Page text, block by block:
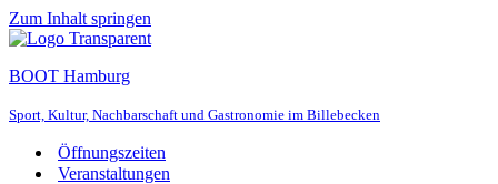
Zum Inhalt springen
BOOT Hamburg
Sport, Kultur, Nachbarschaft und Gastronomie im Billebecken
Öffnungszeiten
Veranstaltungen